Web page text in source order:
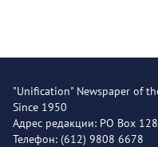
"Unification" Newspaper of
Since 1950
Адрес редакции: PO Box 128
Телефон: (612) 9808 6678